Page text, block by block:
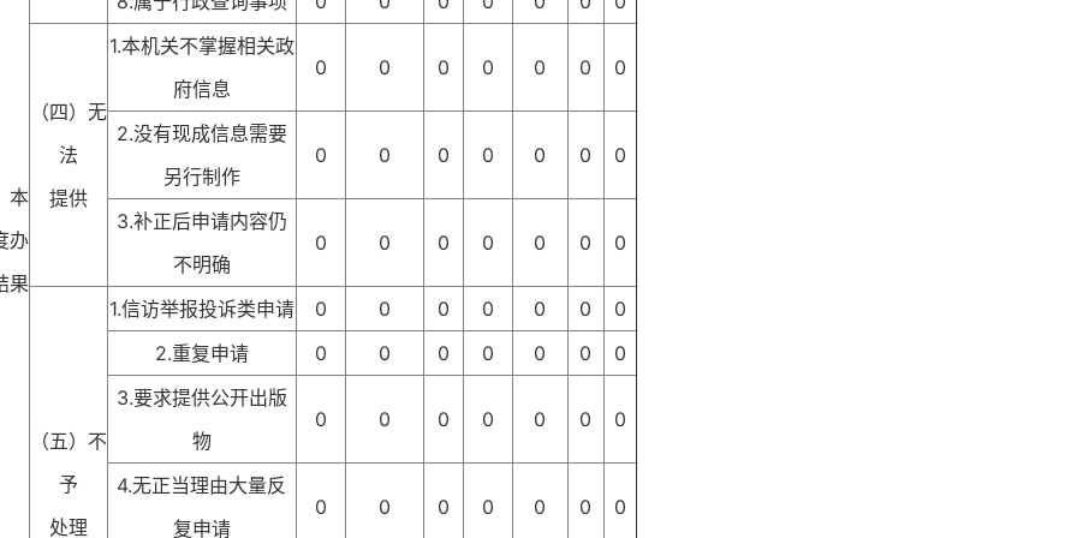
本
办
果
（四）无
法
提供
1.本机关不掌握相关政
府信息
0 0 0 0 0 0 0
2.没有现成信息需要
另行制作
0 0 0 0 0 0 0
3.补正后申请内容仍
不明确
0 0 0 0 0 0 0
（五）不
予
处理
1.信访举报投诉类申请 0 0 0 0 0 0
0
2.重复申请
0 0 0 0 0 0
0
3.要求提供公开出版
物
0 0 0 0 0 0 0
4.无正当理由大量反
复申请
0 0 0 0 0 0 0